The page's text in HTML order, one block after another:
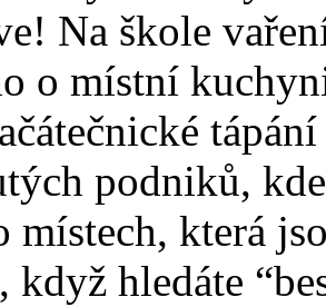
Na škole
o místní
podniků,
místech, která
když hledáte